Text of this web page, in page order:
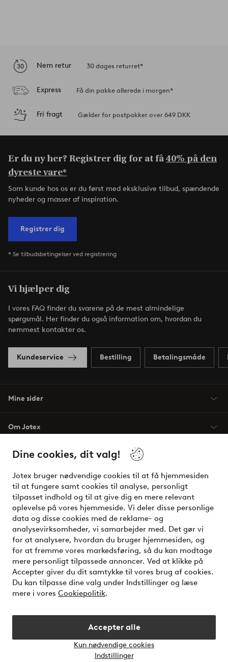
Dine cookies, dit valg!
Jotex bruger nødvendige cookies til at få hjemmesiden
til at fungere samt cookies til analyse, personligt
tilpasset indhold og til at give dig en mere relevant
oplevelse på vores hjemmeside. Vi deler disse personlige
data og disse cookies med de reklame- og
analysevirksomheder, vi samarbejder med. Det gør vi
for at analysere, hvordan du bruger hjemmesiden, og
for at fremme vores markedsføring, så du kan modtage
mere personligt tilpassede annoncer. Ved at klikke på
Accepter giver du dit samtykke til vores brug af cookies.
Du kan tilpasse dine valg under Indstillinger og læse
mere i vores Cookiepolitik.
Accepter alle
Kun nødvendige cookies
Indstillinger
Nem retur 30 dages returret*
Express Få din pakke allerede i morgen*
Fri fragt Gælder for postpakker over 649 DKK
Er du ny her? Registrer dig for at få40% på den
dyreste vare*
Som kunde hos os er du først med eksklusive tilbud, spændende
nyheder og masser af inspiration.
Registrer dig
* Se tilbudsbetingelser ved registrering
Vi hjælper dig
I vores FAQ finder du svarene på de mest almindelige
spørgsmål. Her finder du også information om, hvordan du
nemmest kontakter os.
Kundeservice Bestilling Betalingsmåde
Mine sider
Om Jotex
Vilkår
Venner
Sikre betalinger - betal nu eller del op
Vil du vide mere om vores betalingsmuligheder?
elpy